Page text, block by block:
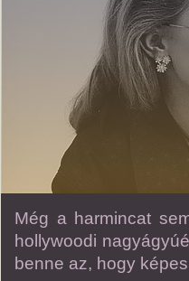
Még a harmincat
hollywoodi
benne az, hogy